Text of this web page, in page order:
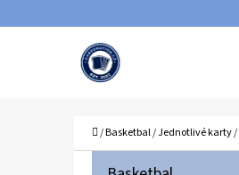
Domů
/Basketbal/Jednotlivé karty/
Přeskočit
K
Zpět
Zpět